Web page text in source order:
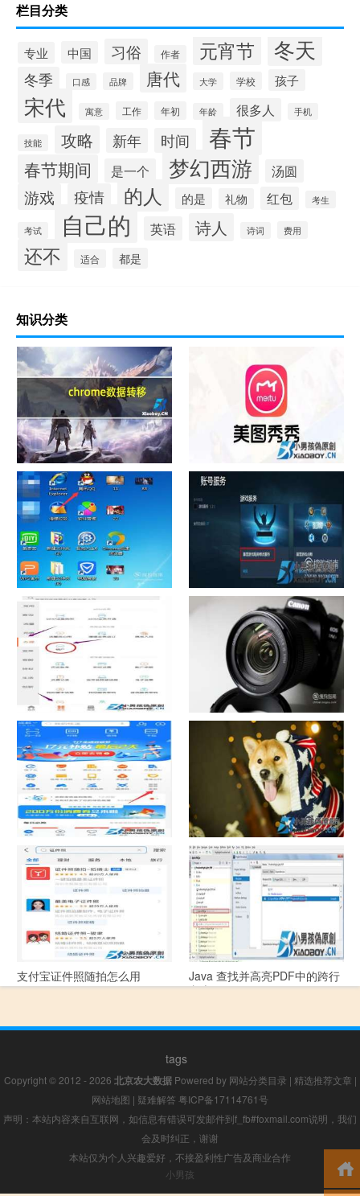
栏目分类
专业 中国 习俗 作者 元宵节 冬天
冬季 口感 品牌 唐代 大学 学校 孩子
宋代 寓意 工作 年初 年龄 很多人 手机
技能 攻略 新年 时间 春节
春节期间 是一个 梦幻西游 汤圆
游戏 疫情 的人 的是 礼物 红包 考生
考试 自己的 英语 诗人 诗词 费用
还不 适合 都是
知识分类
chrome数据转移 怎样给照片换背景
如何看认识QQ好友具体多少天
了
战网怎么修改昵称？
中国联通手机营业厅销户操作
指引
摄影作品的欣赏方法
支付宝怎么拍违章挣钱？
宠物定位器app开发可以解决哪
些问题？
支付宝证件照随拍怎么用
Java 查找并高亮PDF中的跨行
文本
tags
Copyright © 2012 - 2026 北京农大数据Powered by 网站分类目录 | 精选推荐文章 |
网站地图 | 疑难解答 粤ICP备17114761号
声明：本站内容来自互联网，如信息有错误可发邮件到f_fb#foxmail.com说明，我们
会及时纠正，谢谢
本站仅为个人兴趣爱好，不接盈利性广告及商业合作
小男孩